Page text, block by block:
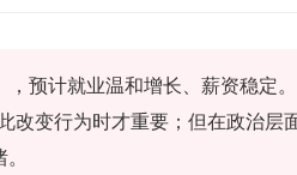
预计就业温和增长、薪资稳定
变行为时才重要；但在政治层